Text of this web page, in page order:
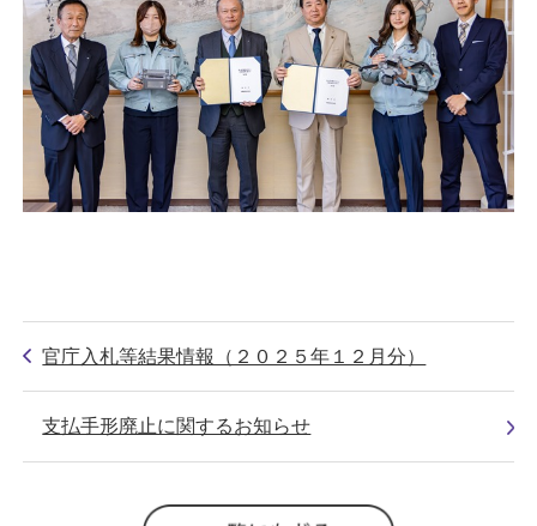
官庁入札等結果情報（２０２５年１２月分）
支払手形廃止に関するお知らせ